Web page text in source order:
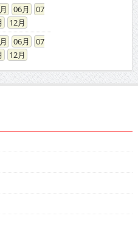
06
07
12
06
07
12